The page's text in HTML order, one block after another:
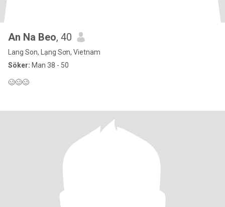
An Na Beo, 40
Lang Son, Lạng Sơn, Vietnam
Söker: Man 38 - 50
🥴🥴🥴